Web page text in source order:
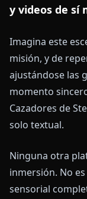
y videos de sí
Imagina este
misión, y de
ajustándose las
momento
Cazadores de
solo textual.
Ninguna otra
inmersión. No
sensorial